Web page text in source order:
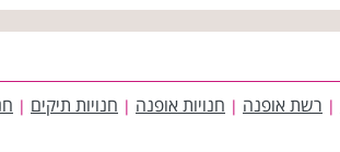
| רשת אופנה | חנויות אופנה | חנויות תיקים |